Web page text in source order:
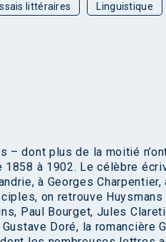
littéraires Linguistique
– dont plus de la moitié
à 1902. Le célèbre
à Georges Charpentier,
on retrouve
Paul Bourget, Jules
Doré, la romancière